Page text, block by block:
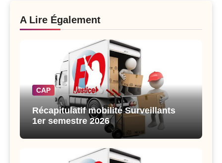
A Lire Également
CAP
Récapitulatif mobilité Surveillants
1er semestre 2026